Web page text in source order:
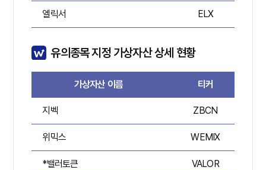
엘릭서 ELX
유의종목 지정 가상자산 상세 현황
가상자산 이름 티커
지벡 ZBCN
위믹스 WEMIX
*밸러토큰 VALOR